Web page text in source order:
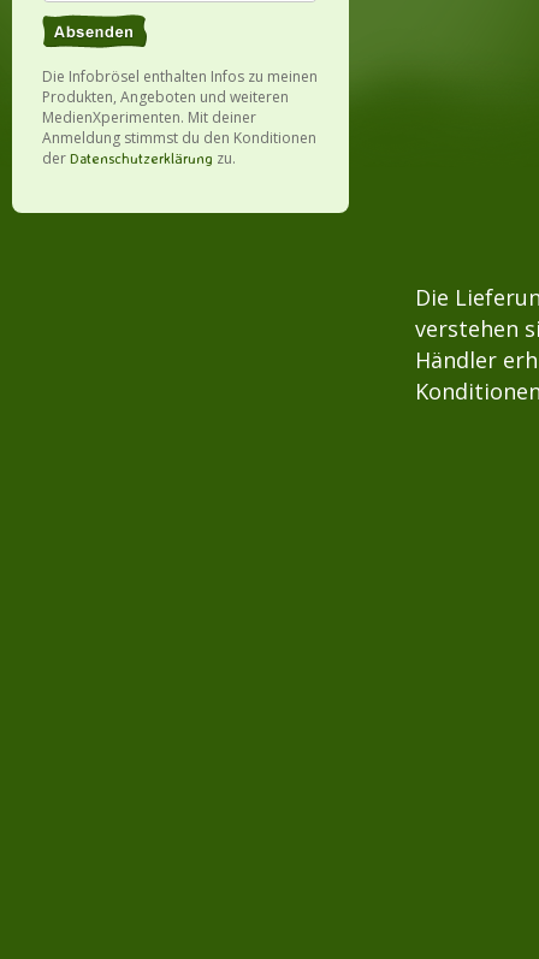
Die Infobrösel enthalten Infos zu meinen
Produkten, Angeboten und weiteren
MedienXperimenten. Mit deiner
Anmeldung stimmst du den Konditionen
der Datenschutzerklärung zu.
Die
verstehen
Händler